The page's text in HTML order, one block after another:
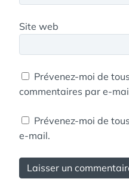
Site web
Prévenez-moi de
commentaires par e-
Prévenez-moi de
e-mail.